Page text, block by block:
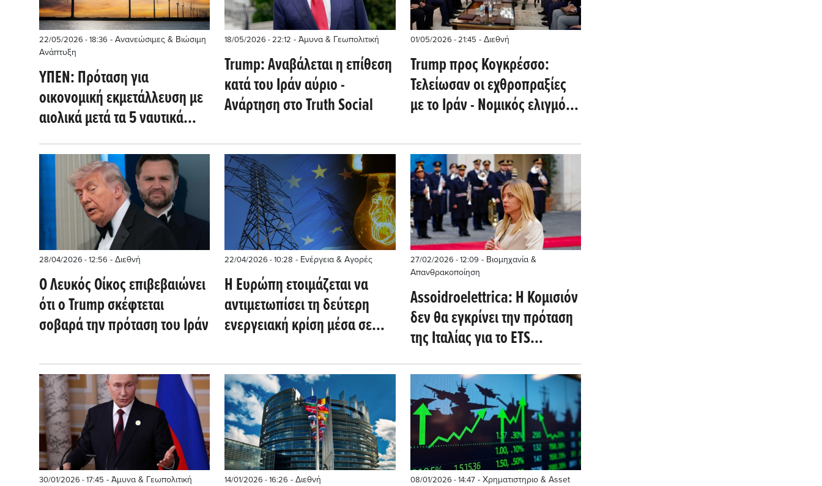
22/05/2026 - 18:36 - Ανανεώσιμες & Βιώσιμη
Ανάπτυξη
ΥΠΕΝ: Πρόταση για
οικονομική εκμετάλλευση με
αιολικά μετά τα 5 ναυτικά
μίλια στο Βόρειο Αιγαίο
18/05/2026 - 22:12 - Άμυνα & Γεωπολιτική
Trump: Αναβάλεται η επίθεση
κατά του Ιράν αύριο -
Ανάρτηση στο Truth Social
01/05/2026 - 21:45 - Διεθνή
Trump προς Κογκρέσσο:
Τελείωσαν οι εχθροπραξίες
με το Ιράν - Νομικός ελιγμός -
Ιρανών
28/04/2026 - 12:56 - Διεθνή
Ο Λευκός Οίκος επιβεβαιώνει
ότι ο Trump σκέφτεται
σοβαρά την πρόταση του Ιράν
22/04/2026 - 10:28 - Ενέργεια & Αγορές
Η Ευρώπη ετοιμάζεται να
αντιμετωπίσει τη δεύτερη
ενεργειακή κρίση μέσα σε
27/02/2026 - 12:09 - Βιομηχανία &
Απανθρακοποίηση
Assoidroelettrica: Η Κομισιόν
δεν θα εγκρίνει την πρόταση
της Ιταλίας για το ETS
(Montel)
30/01/2026 - 17:45 - Άμυνα & Γεωπολιτική 14/01/2026 - 16:26 - Διεθνή 08/01/2026 - 14:47- Χρηματιστηριο & Asset